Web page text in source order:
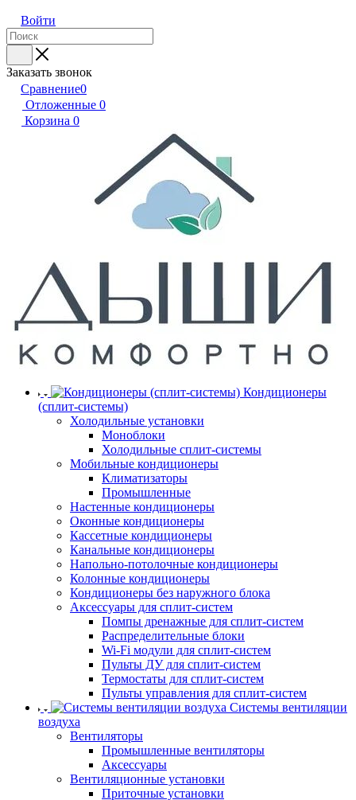
Войти
Заказать звонок
Сравнение0
Отложенные 0
Корзина 0
Кондиционеры
(сплит-системы)
Холодильные установки
Моноблоки
Холодильные сплит-системы
Мобильные кондиционеры
Климатизаторы
Промышленные
Настенные кондиционеры
Оконные кондиционеры
Кассетные кондиционеры
Канальные кондиционеры
Напольно-потолочные кондиционеры
Колонные кондиционеры
Кондиционеры без наружного блока
Аксессуары для сплит-систем
Помпы дренажные для сплит-систем
Распределительные блоки
Wi-Fi модули для сплит-систем
Пульты ДУ для сплит-систем
Термостаты для сплит-систем
Пульты управления для сплит-систем
Системы вентиляции
воздуха
Вентиляторы
Промышленные вентиляторы
Аксессуары
Вентиляционные установки
Приточные установки